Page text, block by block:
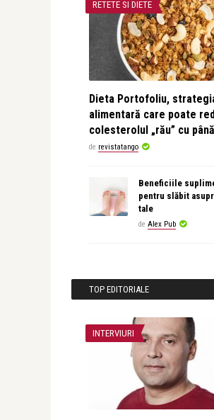
RETETE SI DIETE
Dieta Portofoliu,
alimentară care poate
colesterolul „rău” cu
de revistatango
Beneficiile
pentru slăbit
tale
de Alex Pub
TOP EDITORIALE
INTERVIURI